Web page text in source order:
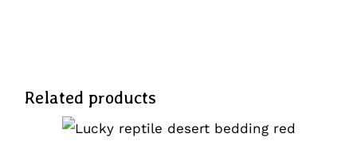
Related products
OPTIES SELECTEREN DIT
PRODUCT
/
DETAILS